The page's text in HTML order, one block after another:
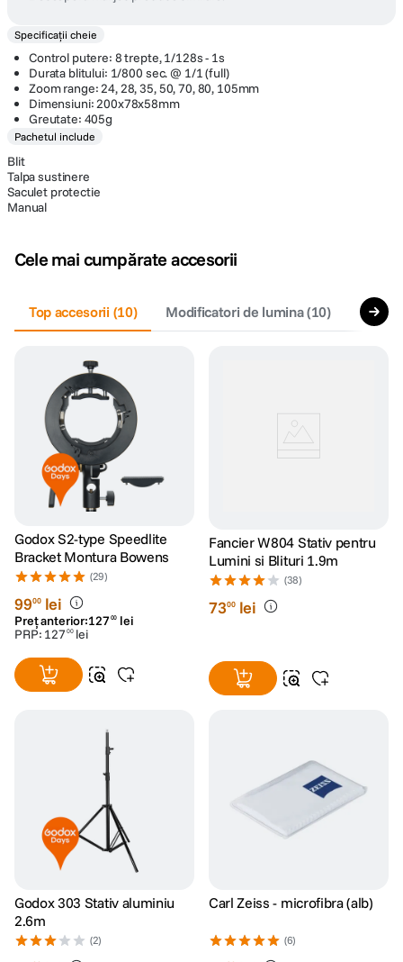
Specificații cheie
Control putere: 8 trepte, 1/128s - 1s
Durata blitului: 1/800 sec. @ 1/1 (full)
Zoom range: 24, 28, 35, 50, 70, 80, 105mm
Dimensiuni: 200x78x58mm
Greutate: 405g
Pachetul include
Blit
Talpa sustinere
Saculet protectie
Manual
Cele mai cumpărate accesorii
Top accesorii (10) Modificatori de lumina(10)
Godox S2-type Speedlite
Bracket Montura Bowens
(29)
9900 lei
Preț anterior:12700 lei
PRP: 127 00 lei
Fancier W804 Stativ pentru
Lumini si Blituri 1.9m
(38)
7300 lei
Godox 303 Stativ aluminiu
2.6m
(2)
Carl Zeiss - microfibra (alb)
(6)